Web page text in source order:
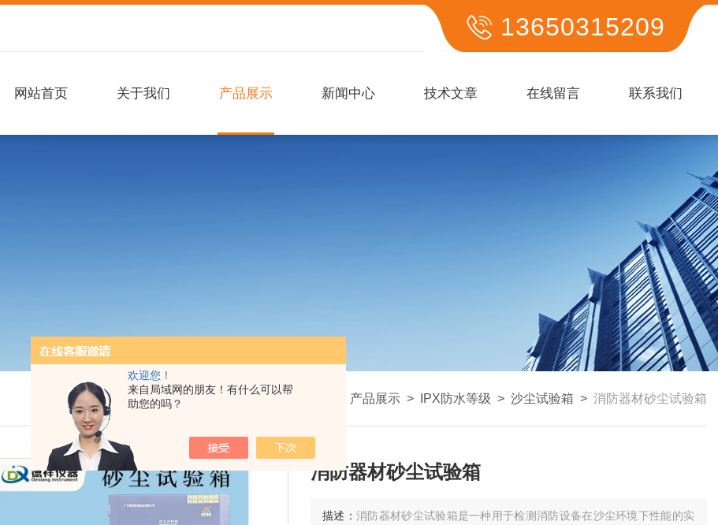
欢迎您！
来自局域网的朋友！有什么可以帮
助您的吗？
13650315209
网站首页 关于我们 产品展示 新闻中心 技术文章 在线留言 联系我们
我的位置： 产品展示 > IPX防水等级 > 沙尘试验箱 > 消防器材砂尘试验箱
消防器材砂尘试验箱
描述：消防器材砂尘试验箱是一种用于检测消防设备在沙尘环境下性能的实